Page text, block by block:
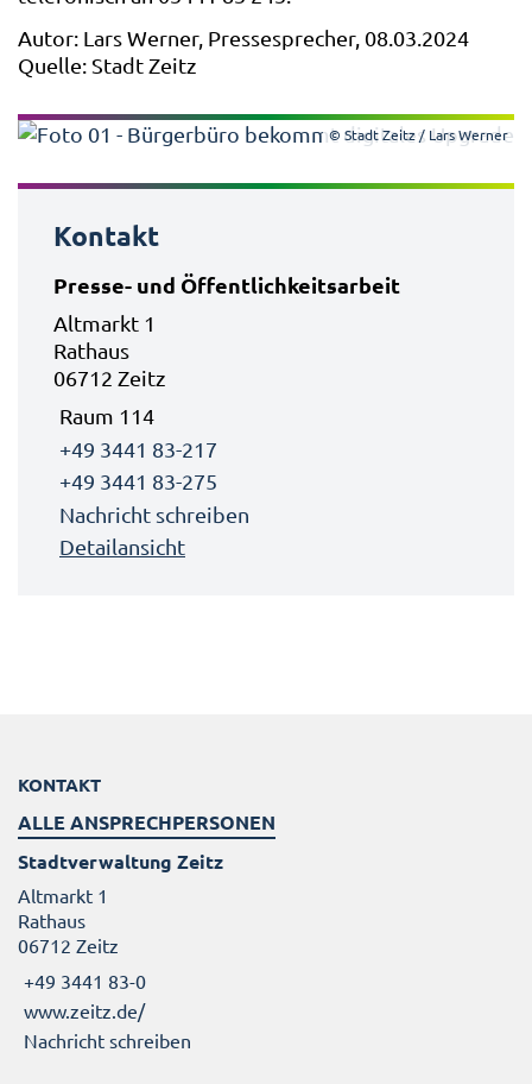
Autor: Lars Werner, Pressesprecher, 08.03.2024
Quelle: Stadt Zeitz
© Stadt Zeitz / Lars Werner
Kontakt
Presse- und Öffentlichkeitsarbeit
Altmarkt 1
Rathaus
06712 Zeitz
Raum 114
+49 3441 83-217
+49 3441 83-275
Nachricht schreiben
Detailansicht
KONTAKT
ALLE ANSPRECHPERSONEN
Stadtverwaltung Zeitz
Altmarkt 1
Rathaus
06712 Zeitz
+49 3441 83-0
www.zeitz.de/
Nachricht schreiben